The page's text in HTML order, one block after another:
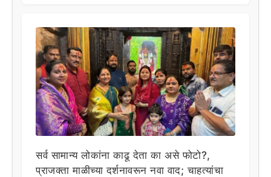
सर्व सामान्य लोकांना काढू देता का असे फोटो?,
प्राजक्ता माळीच्या दर्शनावरून नवा वाद; चाहत्यांचा